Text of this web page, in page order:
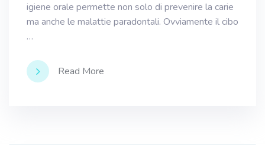
igiene orale permette non solo di prevenire la carie
ma anche le malattie paradontali. Ovviamente il cibo
…
Read More